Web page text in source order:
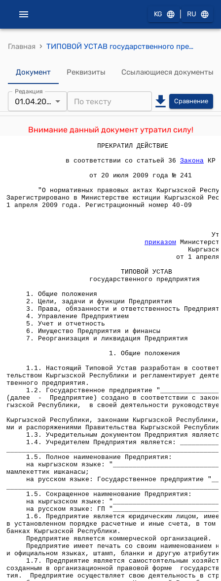
KG RU
Главная › ТИПОВОЙ УСТАВ государственного предприятия (утвержден приказом Минюста КР от 1 апреля 2009 года № 73)
Документ Реквизиты Ссылающиеся документы
Редакция
01.04.2009 Сравнение
Внимание данный документ утратил силу!